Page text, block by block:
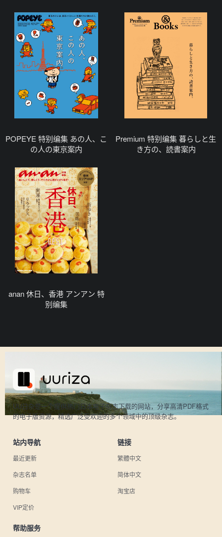
POPEYE 特别编集 あの人、こ
の人の東京案内
Premium 特别编集 暮らしと生
き方の、読書案内
anan 休日、香港 アンアン 特
别编集
UU日杂是一个提供热门日本电子杂志下载的网站，分享高清PDF格式
的电子版资源，精选广泛受欢迎的多个领域中的顶级杂志。
站内导航
最近更新
杂志名单
购物车
VIP定价
链接
繁體中文
简体中文
淘宝店
帮助服务